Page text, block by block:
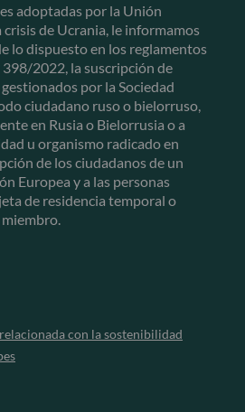
adoptadas por la Unión
de Ucrania, le informamos
lo dispuesto en los reglamentos
398/2022, la suscripción de
por la Sociedad
ciudadano ruso o bielorruso,
en Rusia o Bielorrusia o a
u organismo radicado en
de los ciudadanos de un
Europea y a las personas
de residencia temporal o
con la sostenibilidad